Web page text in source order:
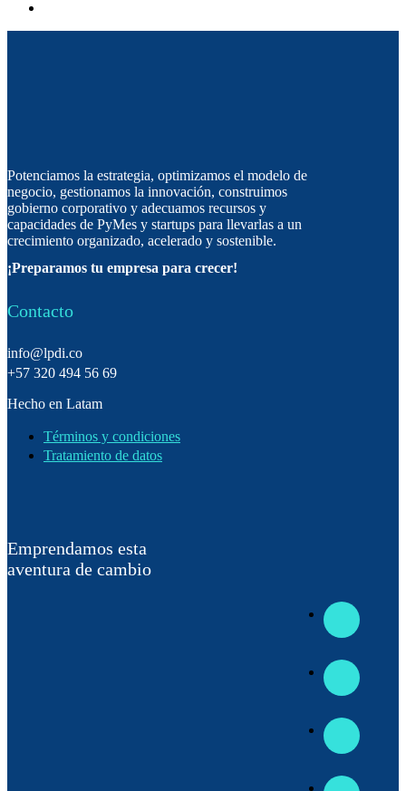
Potenciamos la estrategia, optimizamos el modelo de
negocio, gestionamos la innovación, construimos
gobierno corporativo y adecuamos recursos y
capacidades de PyMes y startups para llevarlas a un
crecimiento organizado, acelerado y sostenible.
¡Preparamos tu empresa para crecer!
Contacto
info@lpdi.co
+57 320 494 56 69
Hecho en Latam
Términos y condiciones
Tratamiento de datos
Emprendamos esta
aventura de cambio